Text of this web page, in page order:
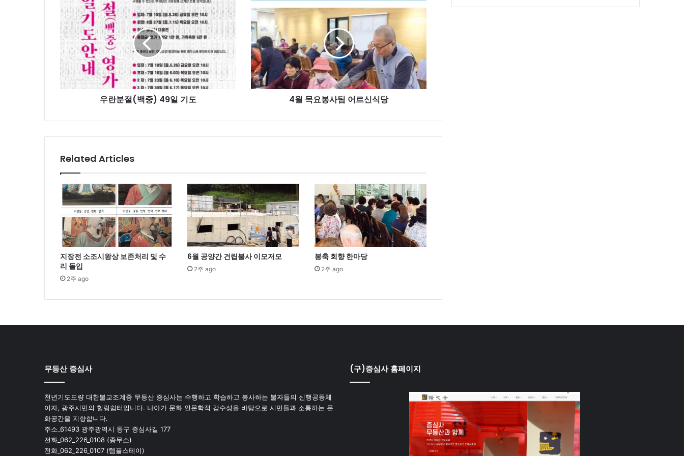
우
란
분
절
(백
중)
49
일
기
우란분절(백중) 49일 기도
4
월
목
요
봉
사
팀
어
르
당
4월 목요봉사팀 어르신식당
Related Articles
지장전 소조시왕상 보존처리 및 수
리 돌입
2주 ago
6월 공양간 건립불사 이모저모
2주 ago
봉축 회향 한마당
2주 ago
무등산 증심사
천년기도도량 대한불교조계종 무등산 증심사는 수행하고 학습하고 봉사하는 불자들의 신행공동체
이자, 광주시민의 힐링쉼터입니다. 나아가 문화 인문학적 감수성을 바탕으로 시민들과 소통하는 문
화공간을 지향합니다.
주소_61493 광주광역시 동구 증심사길 177
전화_062_226_0108 (종무소)
전화_062_226_0107 (템플스테이)
(구)증심사 홈페이지